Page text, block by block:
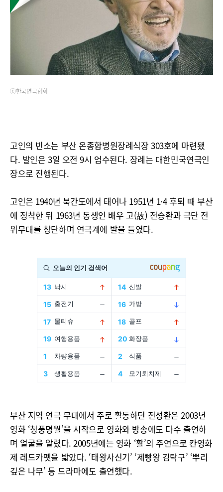
ⓒ한국연극협회
고인의 빈소는 부산 온종합병원장례식장 303호에 마련됐
다. 발인은 3일 오전 9시 엄수된다. 장례는 대한민국연극인
장으로 진행된다.
고인은 1940년 북간도에서 태어나 1951년 1·4 후퇴 때 부산
에 정착한 뒤 1963년 동생인 배우 고(故) 전승환과 극단 전
위무대를 창단하며 연극계에 발을 들였다.
부산 지역 연극 무대에서 주로 활동하던 전성환은 2003년
영화 ‘청풍명월’을 시작으로 영화와 방송에도 다수 출연하
며 얼굴을 알렸다. 2005년에는 영화 ‘활’의 주연으로 칸영화
제 레드카펫을 밟았다. ‘태왕사신기’ ‘제빵왕 김탁구’ ‘뿌리
깊은 나무’ 등 드라마에도 출연했다.